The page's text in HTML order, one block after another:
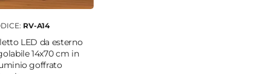
RV-A14
LED da esterno
14x70 cm in
goffrato